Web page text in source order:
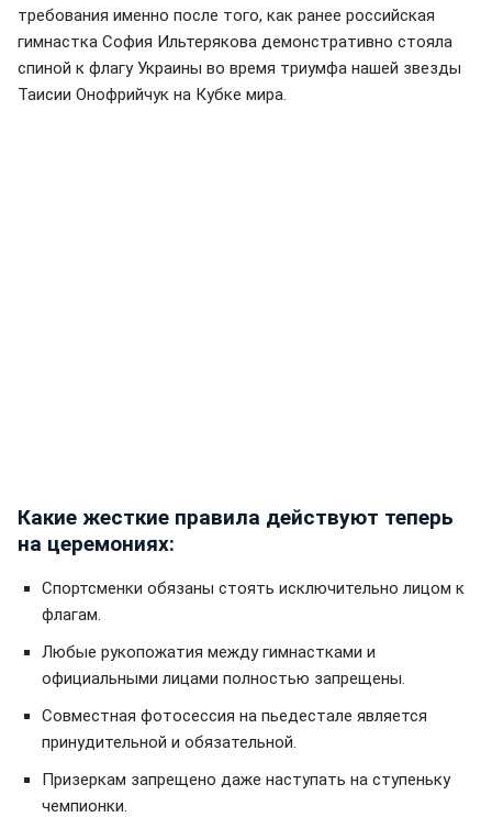
требования именно после того, как ранее российская
гимнастка София Ильтерякова демонстративно стояла
спиной к флагу Украины во время триумфа нашей звезды
Таисии Онофрийчук на Кубке мира.
Какие жесткие правила действуют теперь
на церемониях:
Спортсменки обязаны стоять исключительно лицом к
флагам.
Любые рукопожатия между гимнастками и
официальными лицами полностью запрещены.
Совместная фотосессия на пьедестале является
принудительной и обязательной.
Призеркам запрещено даже наступать на ступеньку
чемпионки.